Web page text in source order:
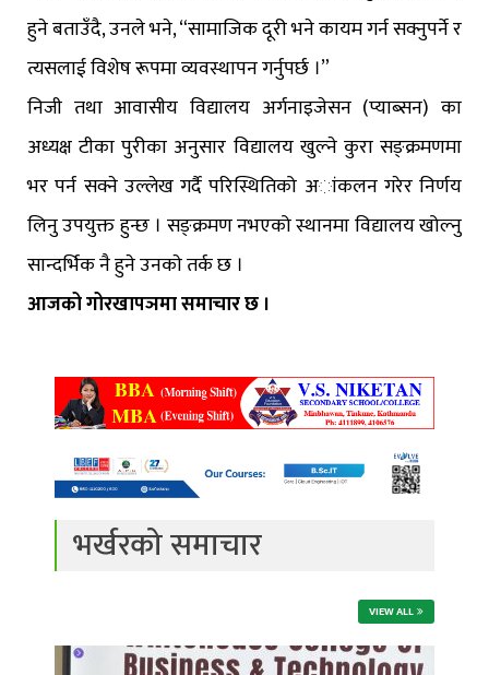
हुने बताउँदै, उनले भने, “सामाजिक दूरी भने कायम गर्न सक्नुपर्ने र
त्यसलाई विशेष रूपमा व्यवस्थापन गर्नुपर्छ ।”
निजी तथा आवासीय विद्यालय अर्गनाइजेसन (प्याब्सन) का
अध्यक्ष टीका पुरीका अनुसार विद्यालय खुल्ने कुरा सङ्क्रमणमा
भर पर्न सक्ने उल्लेख गर्दै परिस्थितिको अांकलन गरेर निर्णय
लिनु उपयुक्त हुन्छ । सङ्क्रमण नभएको स्थानमा विद्यालय खोल्नु
सान्दर्भिक नै हुने उनकाे तर्क छ ।
आजको गोरखापञमा समाचार छ ।
भर्खरको समाचार
VIEW ALL